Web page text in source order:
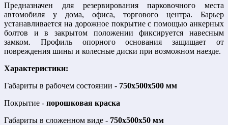
Предназначен для резервирования парковочного места
автомобиля у дома, офиса, торгового центра. Барьер
устанавливается на дорожное покрытие с помощью анкерных
болтов и в закрытом положении фиксируется навесным
замком. Профиль опорного основания защищает от
повреждения шины и колесные диски при возможном наезде.
Характеристики:
Габариты в рабочем состоянии - 750х500х500 мм
Покрытие - порошковая краска
Габариты в сложенном виде - 750х500х50 мм